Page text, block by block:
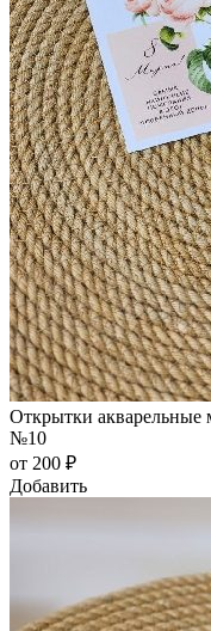
Открытки акварельные
№10
от 200 ₽
Добавить